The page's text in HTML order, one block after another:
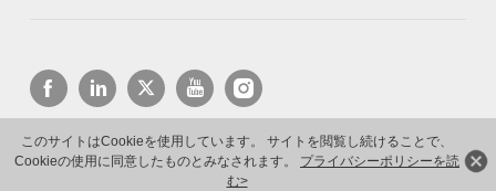
このサイトはCookieを使用しています。 サイトを閲覧し続けることで、
Cookieの使用に同意したものとみなされます。 プライバシーポリシーを読
む>
Copyright © 2026 Huawei Technologies Co., Ltd. All rights reserved.
プライバシーポリシー